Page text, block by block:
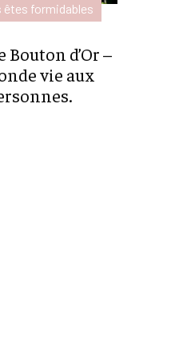
êtes formidables
Bouton d’Or –
vie aux